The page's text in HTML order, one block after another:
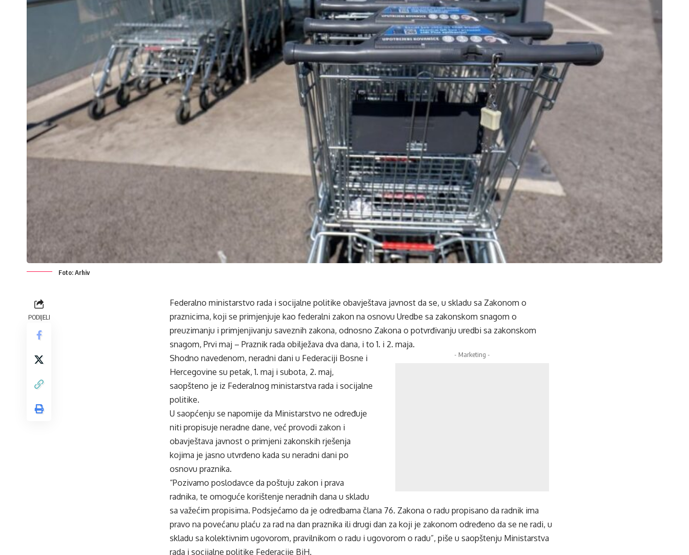
Foto: Arhiv
PODIJELI
Federalno ministarstvo rada i socijalne politike obavještava javnost da se, u skladu sa Zakonom o
praznicima, koji se primjenjuje kao federalni zakon na osnovu Uredbe sa zakonskom snagom o
preuzimanju i primjenjivanju saveznih zakona, odnosno Zakona o potvrđivanju uredbi sa zakonskom
snagom, Prvi maj – Praznik rada obilježava dva dana, i to 1. i 2. maja.
- Marketing -
Shodno navedenom, neradni dani u Federaciji Bosne i
Hercegovine su petak, 1. maj i subota, 2. maj,
saopšteno je iz Federalnog ministarstva rada i socijalne
politike.
U saopćenju se napomije da Ministarstvo ne određuje
niti propisuje neradne dane, već provodi zakon i
obavještava javnost o primjeni zakonskih rješenja
kojima je jasno utvrđeno kada su neradni dani po
osnovu praznika.
“Pozivamo poslodavce da poštuju zakon i prava
radnika, te omoguće korištenje neradnih dana u skladu
sa važećim propisima. Podsjećamo da je odredbama člana 76. Zakona o radu propisano da radnik ima
pravo na povećanu plaću za rad na dan praznika ili drugi dan za koji je zakonom određeno da se ne radi, u
skladu sa kolektivnim ugovorom, pravilnikom o radu i ugovorom o radu”, piše u saopštenju Ministarstva
rada i socijalne politike Federacije BiH.